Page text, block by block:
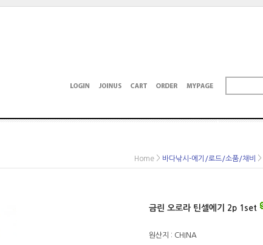
Home > 바다낚시-에기/로드/소품/채비 >
금린 오로라 틴셀에기 2p 1set
원산지 : CHINA